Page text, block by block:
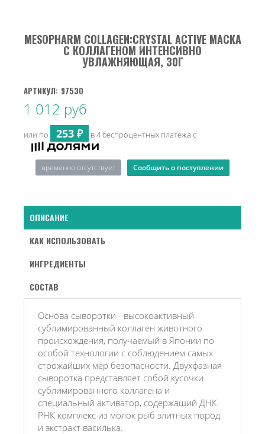
MESOPHARM COLLAGEN:CRYSTAL ACTIVE МАСКА
С КОЛЛАГЕНОМ ИНТЕНСИВНО
УВЛАЖНЯЮЩАЯ, 30Г
АРТИКУЛ: 97530
1 012 руб
или по 253 ₽ в 4 беспроцентных платежа с
временно отсутствует Сообщить о поступлении
ОПИСАНИЕ
КАК ИСПОЛЬЗОВАТЬ
ИНГРЕДИЕНТЫ
СОСТАВ
Основа сыворотки - высокоактивный
сублимированный коллаген животного
происхождения, получаемый в Японии по
особой технологии с соблюдением самых
строжайших мер безопасности. Двухфазная
сыворотка представляет собой кусочки
сублимированного коллагена и
специальный активатор, содержащий ДНК-
РНК комплекс из молок рыб элитных пород
и экстракт василька.